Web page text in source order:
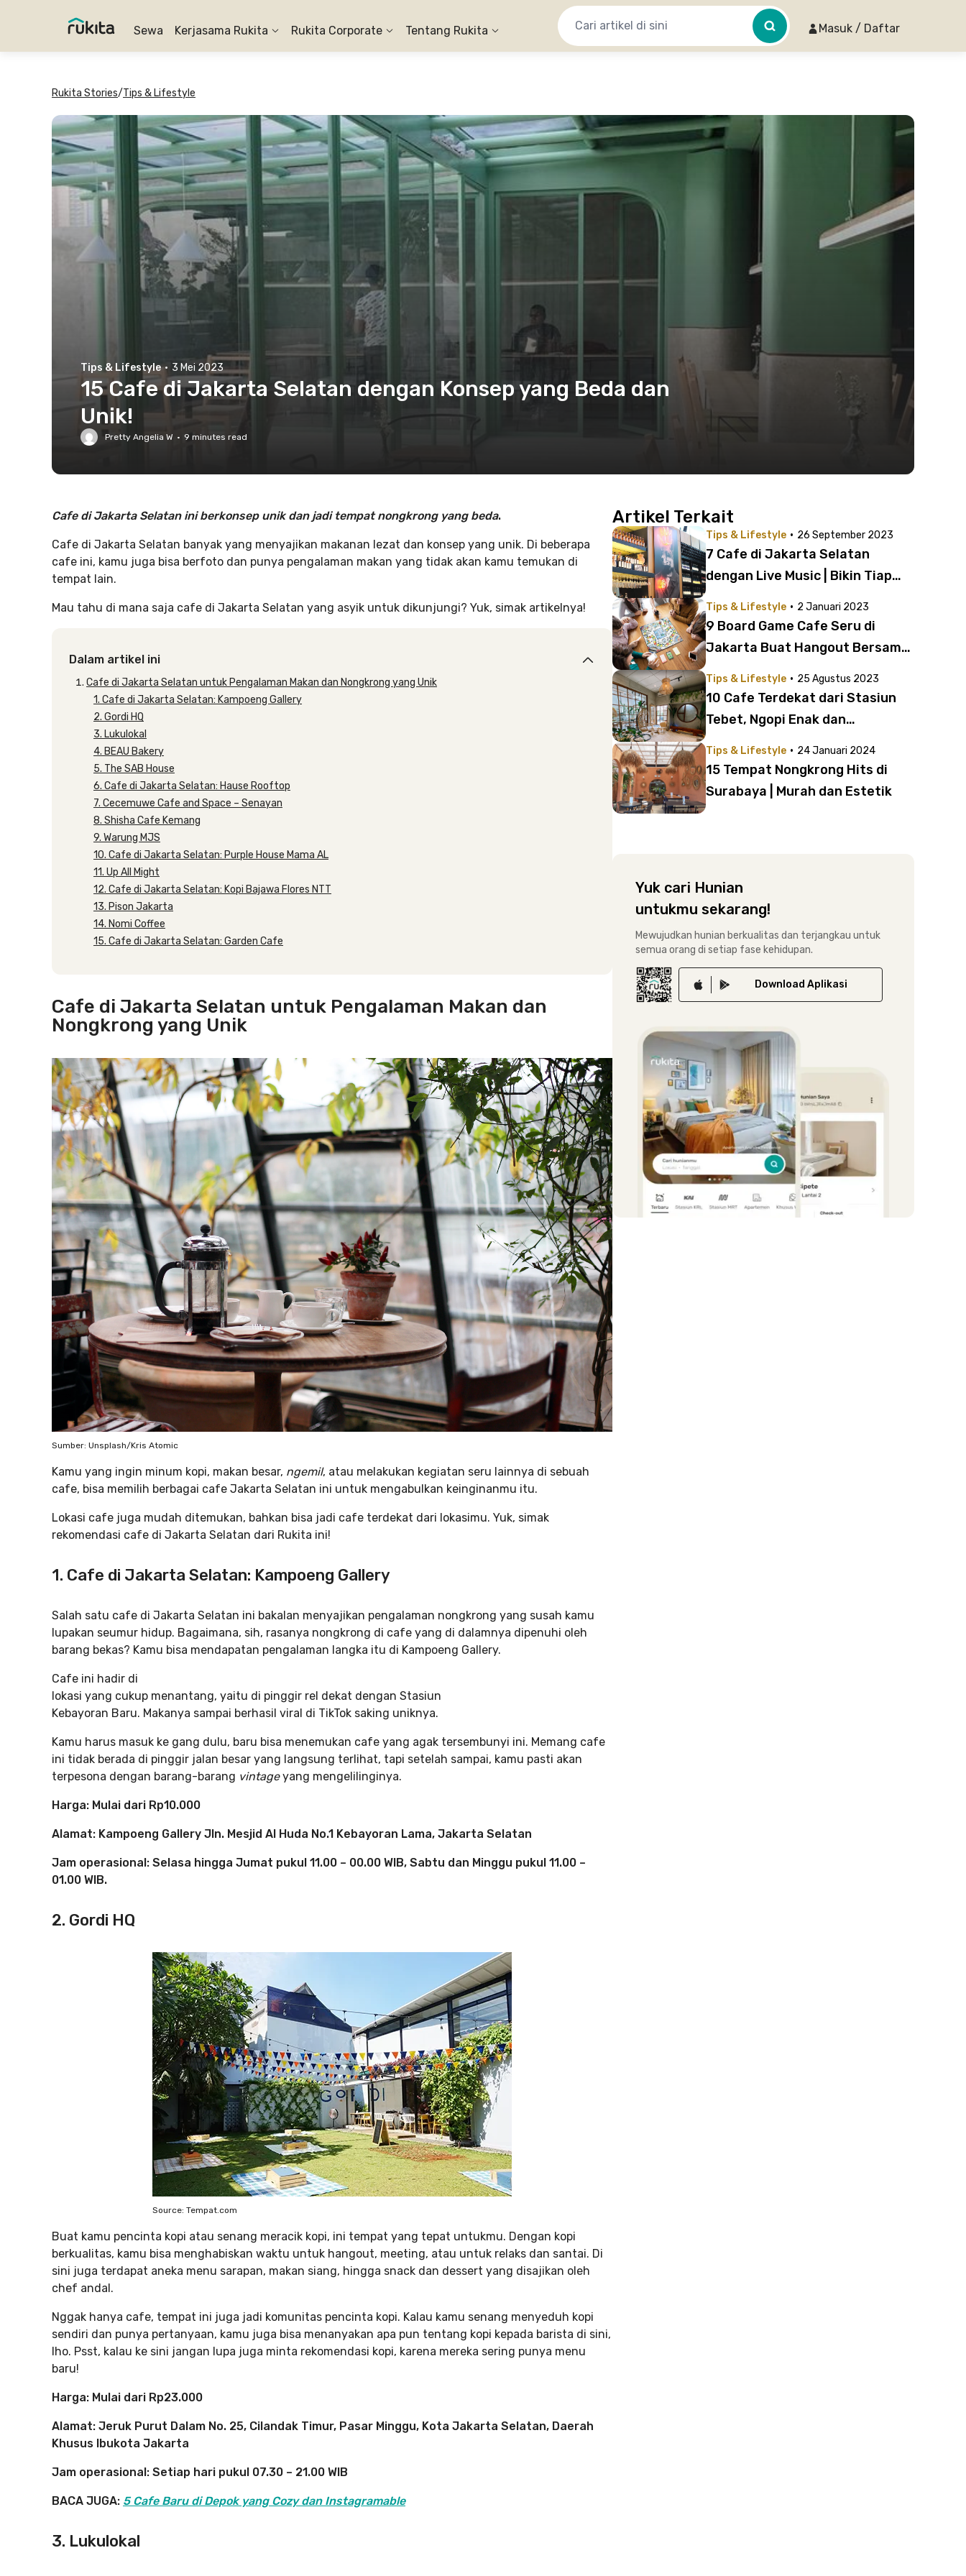
Sewa Kerjasama Rukita Rukita Corporate Tentang Rukita Masuk / Daftar
Rukita Stories/Tips & Lifestyle
Tips & Lifestyle · 3 Mei 2023
15 Cafe di Jakarta Selatan dengan Konsep yang Beda dan
Unik!
Pretty Angelia W · 9 minutes read
Cafe di Jakarta Selatan ini berkonsep unik dan jadi tempat nongkrong yang beda.
Cafe di Jakarta Selatan banyak yang menyajikan makanan lezat dan konsep yang unik. Di beberapa
cafe ini, kamu juga bisa berfoto dan punya pengalaman makan yang tidak akan kamu temukan di
tempat lain.
Mau tahu di mana saja cafe di Jakarta Selatan yang asyik untuk dikunjungi? Yuk, simak artikelnya!
Dalam artikel ini
Cafe di Jakarta Selatan untuk Pengalaman Makan dan Nongkrong yang Unik
1. Cafe di Jakarta Selatan: Kampoeng Gallery
2. Gordi HQ
3. Lukulokal
4. BEAU Bakery
5. The SAB House
6. Cafe di Jakarta Selatan: Hause Rooftop
7. Cecemuwe Cafe and Space – Senayan
8. Shisha Cafe Kemang
9. Warung MJS
10. Cafe di Jakarta Selatan: Purple House Mama AL
11. Up All Might
12. Cafe di Jakarta Selatan: Kopi Bajawa Flores NTT
13. Pison Jakarta
14. Nomi Coffee
15. Cafe di Jakarta Selatan: Garden Cafe
Cafe di Jakarta Selatan untuk Pengalaman Makan dan
Nongkrong yang Unik
Sumber: Unsplash/Kris Atomic
Kamu yang ingin minum kopi, makan besar, ngemil, atau melakukan kegiatan seru lainnya di sebuah
cafe, bisa memilih berbagai cafe Jakarta Selatan ini untuk mengabulkan keinginanmu itu.
Lokasi cafe juga mudah ditemukan, bahkan bisa jadi cafe terdekat dari lokasimu. Yuk, simak
rekomendasi cafe di Jakarta Selatan dari Rukita ini!
1. Cafe di Jakarta Selatan: Kampoeng Gallery
Salah satu cafe di Jakarta Selatan ini bakalan menyajikan pengalaman nongkrong yang susah kamu
lupakan seumur hidup. Bagaimana, sih, rasanya nongkrong di cafe yang di dalamnya dipenuhi oleh
barang bekas? Kamu bisa mendapatan pengalaman langka itu di Kampoeng Gallery.
Cafe ini hadir di
lokasi yang cukup menantang, yaitu di pinggir rel dekat dengan Stasiun
Kebayoran Baru. Makanya sampai berhasil viral di TikTok saking uniknya.
Kamu harus masuk ke gang dulu, baru bisa menemukan cafe yang agak tersembunyi ini. Memang cafe
ini tidak berada di pinggir jalan besar yang langsung terlihat, tapi setelah sampai, kamu pasti akan
terpesona dengan barang-barang vintageyang mengelilinginya.
Harga: Mulai dari Rp10.000
Alamat: Kampoeng Gallery Jln. Mesjid Al Huda No.1 Kebayoran Lama, Jakarta Selatan
Jam operasional: Selasa hingga Jumat pukul 11.00 – 00.00 WIB, Sabtu dan Minggu pukul 11.00 –
01.00 WIB.
2. Gordi HQ
Source: Tempat.com
Buat kamu pencinta kopi atau senang meracik kopi, ini tempat yang tepat untukmu. Dengan kopi
berkualitas, kamu bisa menghabiskan waktu untuk hangout, meeting, atau untuk relaks dan santai. Di
sini juga terdapat aneka menu sarapan, makan siang, hingga snack dan dessert yang disajikan oleh
chef andal.
Nggak hanya cafe, tempat ini juga jadi komunitas pencinta kopi. Kalau kamu senang menyeduh kopi
sendiri dan punya pertanyaan, kamu juga bisa menanyakan apa pun tentang kopi kepada barista di sini,
lho. Psst, kalau ke sini jangan lupa juga minta rekomendasi kopi, karena mereka sering punya menu
baru!
Harga: Mulai dari Rp23.000
Alamat: Jeruk Purut Dalam No. 25, Cilandak Timur, Pasar Minggu, Kota Jakarta Selatan, Daerah
Khusus Ibukota Jakarta
Jam operasional: Setiap hari pukul 07.30 – 21.00 WIB
BACA JUGA: 5 Cafe Baru di Depok yang Cozy dan Instagramable
3. Lukulokal
Artikel Terkait
Tips & Lifestyle · 26 September 2023
7 Cafe di Jakarta Selatan
dengan Live Music | Bikin Tiap
Tips & Lifestyle · 2 Januari 2023
9 Board Game Cafe Seru di
Jakarta Buat Hangout Bersama
Tips & Lifestyle · 25 Agustus 2023
10 Cafe Terdekat dari Stasiun
Tebet, Ngopi Enak dan
Tips & Lifestyle · 24 Januari 2024
15 Tempat Nongkrong Hits di
Surabaya | Murah dan Estetik
Yuk cari Hunian
untukmu sekarang!
Mewujudkan hunian berkualitas dan terjangkau untuk
semua orang di setiap fase kehidupan.
Download Aplikasi